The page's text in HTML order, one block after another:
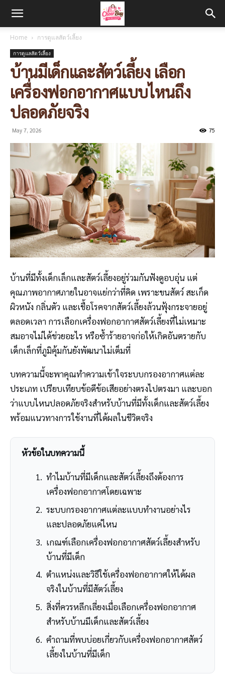
Home การดูแลสัตว์เลี้ยง
การดูแลสัตว์เลี้ยง
บ้านมีเด็กและสัตว์เลี้ยง เลือก
เครื่องฟอกอากาศแบบไหนถึง
ปลอดภัยจริง
May 7, 2026 75
บ้านที่มีทั้งเด็กเล็กและสัตว์เลี้ยงอยู่ร่วมกันฟังดูอบอุ่น แต่
คุณภาพอากาศภายในอาจแย่กว่าที่คิด เพราะขนสัตว์ สะเก็ด
ผิวหนัง กลิ่นตัว และเชื้อโรคจากสัตว์เลี้ยงล้วนฟุ้งกระจายอยู่
ตลอดเวลา การเลือกเครื่องฟอกอากาศสัตว์เลี้ยงที่ไม่เหมาะ
สมอาจไม่ได้ช่วยอะไร หรือซ้ำร้ายอาจก่อให้เกิดอันตรายกับ
เด็กเล็กที่ภูมิคุ้มกันยังพัฒนาไม่เต็มที่
บทความนี้จะพาคุณทำความเข้าใจระบบกรองอากาศแต่ละ
ประเภท เปรียบเทียบข้อดีข้อเสียอย่างตรงไปตรงมา และบอก
ว่าแบบไหนปลอดภัยจริงสำหรับบ้านที่มีทั้งเด็กและสัตว์เลี้ยง
พร้อมแนวทางการใช้งานที่ได้ผลในชีวิตจริง
หัวข้อในบทความนี้
ทำไมบ้านที่มีเด็กและสัตว์เลี้ยงถึงต้องการ
เครื่องฟอกอากาศโดยเฉพาะ
ระบบกรองอากาศแต่ละแบบทำงานอย่างไร
และปลอดภัยแค่ไหน
เกณฑ์เลือกเครื่องฟอกอากาศสัตว์เลี้ยงสำหรับ
บ้านที่มีเด็ก
ตำแหน่งและวิธีใช้เครื่องฟอกอากาศให้ได้ผล
จริงในบ้านที่มีสัตว์เลี้ยง
สิ่งที่ควรหลีกเลี่ยงเมื่อเลือกเครื่องฟอกอากาศ
สำหรับบ้านมีเด็กและสัตว์เลี้ยง
คำถามที่พบบ่อยเกี่ยวกับเครื่องฟอกอากาศสัตว์
เลี้ยงในบ้านที่มีเด็ก